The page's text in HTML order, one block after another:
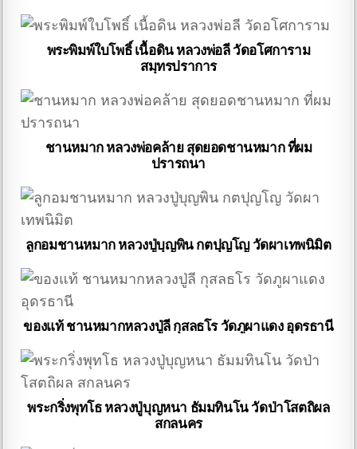
พระพิมพ์ใบโพธิ์ เนื้อดิน หลวงพ่อลี วัดอโศการาม
สมุทรปราการ
ชานหมาก หลวงพ่อคล้าย สุดยอดชานหมาก ที่ผม
ปรารถนา
ลูกอมชานหมาก หลวงปู่บุญพิน กตปุญโญ วัดผาเทพนิมิต
ของแท้ ชานหมากหลวงปู่ลี กุสลธโร วัดภูผาแดง อุดรธานี
พระกริ่งพุทโธ หลวงปู่บุญหนา ธัมมทินโน วัดป่าโสตถิผล
สกลนคร